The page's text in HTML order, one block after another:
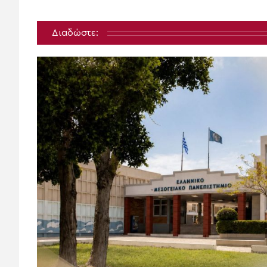
Διαδώστε: